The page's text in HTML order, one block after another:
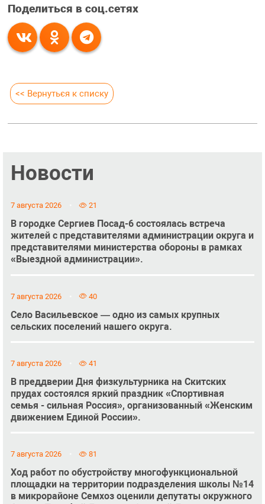
Поделиться в соц.сетях
<< Вернуться к списку
Новости
7 августа 2026 21
В городке Сергиев Посад-6 состоялась встреча
жителей с представителями администрации округа и
представителями министерства обороны в рамках
«Выездной администрации».
7 августа 2026 40
Село Васильевское — одно из самых крупных
сельских поселений нашего округа.
7 августа 2026 41
В преддверии Дня физкультурника на Скитских
прудах состоялся яркий праздник «Спортивная
семья - сильная Россия», организованный «Женским
движением Единой России».
7 августа 2026 81
Ход работ по обустройству многофункциональной
площадки на территории подразделения школы №14
в микрорайоне Семхоз оценили депутаты окружного